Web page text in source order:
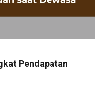
Pendapatan